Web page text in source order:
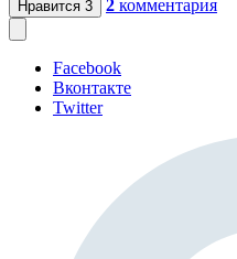
Нравится 3 2 комментария
Facebook
Вконтакте
Twitter